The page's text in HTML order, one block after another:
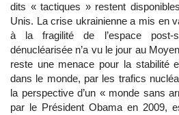
dits « tactiques » restent
Unis. La crise ukrainienne a mis en
à la fragilité de l’espace post-
dénucléarisée n’a vu le jour au
reste une menace pour la stabilité
dans le monde, par les trafics
la perspective d’un « monde sans
par le Président Obama en 2009,